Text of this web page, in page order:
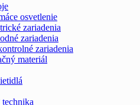
osvetlenie
zariadenia
zariadenia
zariadenia
materiál